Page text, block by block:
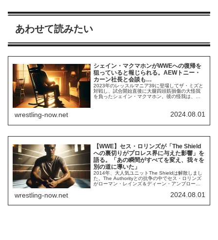
あわせて読みたい
シェイン・マクマホンがWWEへの復帰を
狙っていると報じられる。AEWトニー・
カーン社長と会談も…
2023年のレッスルマニア39に登場してザ・ミズと
対戦し、試合開始直後に大腿四頭筋損傷の大怪我
を負ったシェイン・マクマホン。彼の怪我は、ス
以降彼はWWEに登場していません。元々、彼は
2022年のRoyal Rumbleでの男子ロイヤル・ランブ
wrestling-now.net 2024.08.01
【WWE】セス・ロリンズが「The Shield
への裏切りがプロレス界に与えた影響」を
語る。「あの瞬間がすべてを変え、我々を
別の道に導いた」
2014年、大人気ユニットThe Shieldは解散しまし
た。The Authorityとの抗争の中でセス・ロリンズ
がローマン・レインズ＆ディーン・アンブローズ
いったん終了。その後、ユニットは何度か再結成
復活は絶望的な状況です。セスにとって、レイン
wrestling-now.net 2024.08.01